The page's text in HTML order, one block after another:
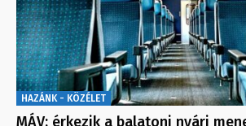
HAZÁNK - KÖZÉLET
MÁV: érkezik a balatoni nyári